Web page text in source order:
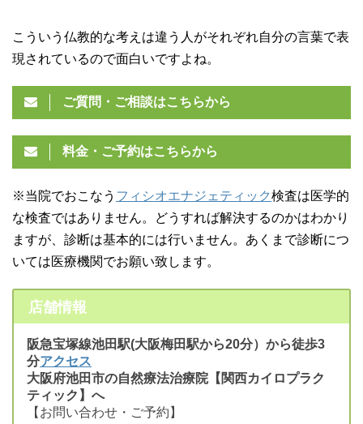
こういう仏教的な考えは違う人がそれぞれ自分の言葉で表
現されているので面白いですよね。
ご質問・ご相談はこちらから
料金・ご予約はこちらから
※当院でおこなう フィシオエナジェティック検査は医学的
な検査ではありません。どうすれば解決するのかはわかり
ますが、診断は基本的には行いません。あくまで診断につ
いては医療機関でお願い致します。
店舗情報
阪急宝塚線池田駅(大阪梅田駅から20分）から徒歩3
分アクセス
大阪府池田市の自然療法治療院【関西カイロプラク
ティック】へ
【お問い合わせ・ご予約】